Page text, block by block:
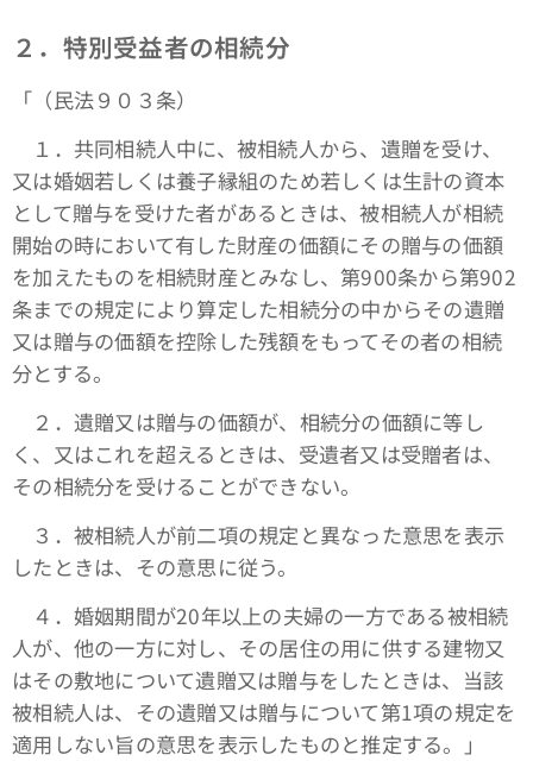
２．特別受益者の相続分
「（民法９０３条）
１．共同相続人中に、被相続人から、遺贈を受け、
又は婚姻若しくは養子縁組のため若しくは生計の資本
として贈与を受けた者があるときは、被相続人が相続
開始の時において有した財産の価額にその贈与の価額
を加えたものを相続財産とみなし、第900条から第902
条までの規定により算定した相続分の中からその遺贈
又は贈与の価額を控除した残額をもってその者の相続
分とする。
２．遺贈又は贈与の価額が、相続分の価額に等し
く、又はこれを超えるときは、受遺者又は受贈者は、
その相続分を受けることができない。
３．被相続人が前二項の規定と異なった意思を表示
したときは、その意思に従う。
４．婚姻期間が20年以上の夫婦の一方である被相続
人が、他の一方に対し、その居住の用に供する建物又
はその敷地について遺贈又は贈与をしたときは、当該
被相続人は、その遺贈又は贈与について第1項の規定を
適用しない旨の意思を表示したものと推定する。」